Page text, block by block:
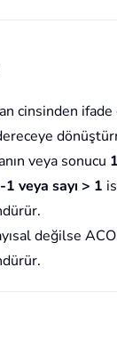
cinsinden ifade
veya sonucu
1 veya sayı > 1
değilse